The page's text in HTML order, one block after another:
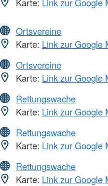
Ortsvereine
Karte: Link zur Google
Ortsvereine
Karte: Link zur Google
Rettungswache
Karte: Link zur Google
Rettungswache
Karte: Link zur Google
Rettungswache
Karte: Link zur Google